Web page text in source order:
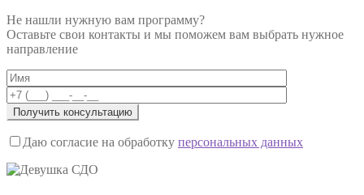
Не нашли нужную вам программу?
Оставьте свои контакты и мы поможем вам выбрать нужное
направление
Даю согласие на обработку персональных данных